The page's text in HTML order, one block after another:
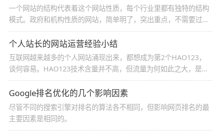
一个网站的结构代表着这个网站性质，每个行业里都有独特的结构
模式。政府和机构性质的网站，简单明了，突出重点，不需要过多
的美化工作，网站头部通常设置一个通栏LOGO，以代表形象。
个人站长的网站运营经验小结
互联网越来越多的个人网站涌现出来，都想成为第2个HAO123，
谈何容易。HAO123技术含量并不高，但流量为何如此之大，是网
站定位好？
Google排名优化的几个影响因素
尽管不同的搜索引擎对排名的算法各不相同，但影响网页排名的最
主要因素是相同的。